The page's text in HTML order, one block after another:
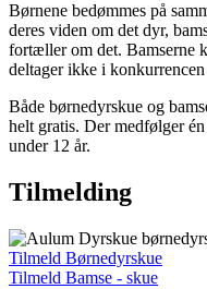
Børnene bedømmes på
deres viden om det dyr,
fortæller om det. Bamserne
deltager ikke i
Både børnedyrskue og
helt gratis. Der medfølger
under 12 år.
Tilmelding
Tilmeld Børnedyrskue
Tilmeld Bamse - skue